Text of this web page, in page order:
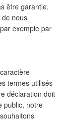
être garantie.
de nous
exemple par
termes utilisés
déclaration doit
public, notre